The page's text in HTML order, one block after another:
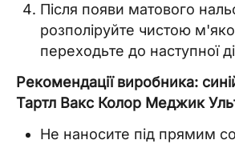
Після появи матового
розполіруйте чистою
переходьте до наступної
Рекомендації виробника:
Тартл Вакс Колор Меджик
Не наносите під прямим